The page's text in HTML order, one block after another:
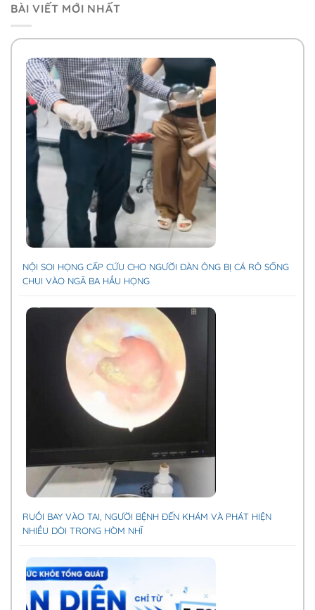
BÀI VIẾT MỚI NHẤT
NỘI SOI HỌNG CẤP CỨU CHO NGƯỜI ĐÀN ÔNG BỊ CÁ RÔ SỐNG
CHUI VÀO NGÃ BA HẦU HỌNG
RUỒI BAY VÀO TAI, NGƯỜI BỆNH ĐẾN KHÁM VÀ PHÁT HIỆN
NHIỀU DÒI TRONG HÒM NHĨ